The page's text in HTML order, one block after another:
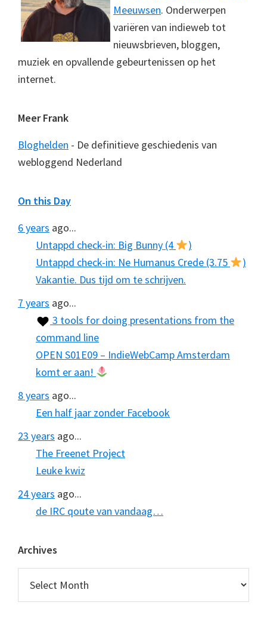
Meeuwsen. Onderwerpen
variëren van indieweb tot
nieuwsbrieven, bloggen,
muziek en opvallende gebeurtenissen op het
internet.
Meer Frank
Bloghelden - De definitieve geschiedenis van
webloggend Nederland
On this Day
6 years ago...
Untappd check-in: Big Bunny (4
)
Untappd check-in: Ne Humanus Crede (3.75
)
Vakantie. Dus tijd om te schrijven.
7 years ago...
3 tools for doing presentations from the
command line
OPEN S01E09 – IndieWebCamp Amsterdam
komt er aan!
8 years ago...
Een half jaar zonder Facebook
23 years ago...
The Freenet Project
Leuke kwiz
24 years ago...
de IRC qoute van vandaag…
Archives